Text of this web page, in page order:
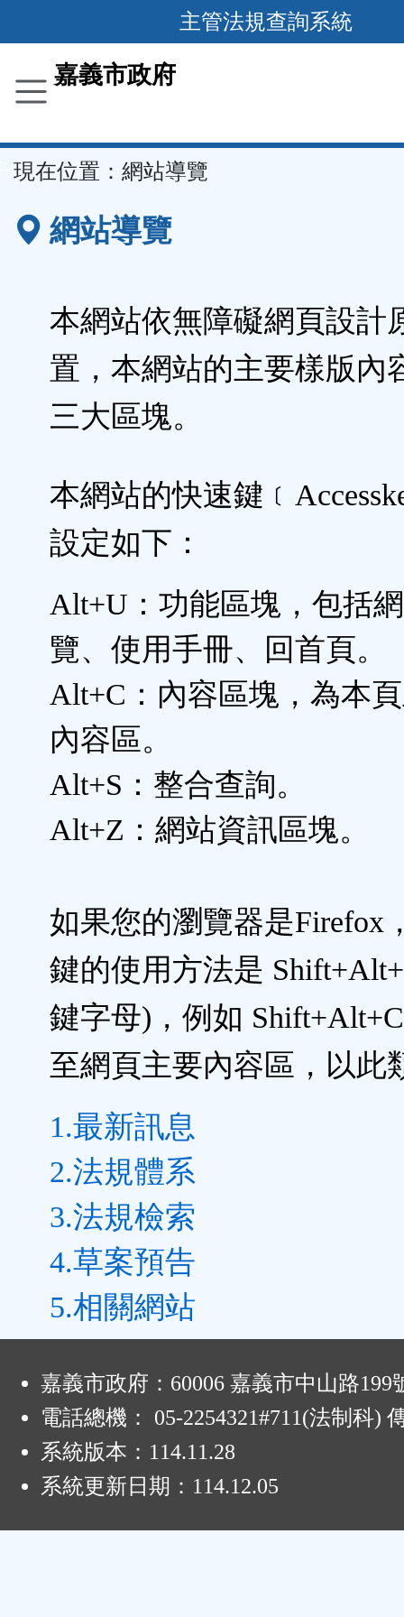
內
容
主管法規查詢系統
嘉義市政府
現在位置： 網站導覽
網站導覽
本網站依無障礙網頁設計
置，本網站的主要樣版內
三大區塊。
本網站的快速鍵
設定如下：
Alt+U：功能區塊，包括
覽、使用手冊、回首頁。
Alt+C：內容區塊，為本
內容區。
Alt+S：整合查詢。
Alt+Z：網站資訊區塊。
如果您的瀏覽器是Firefox
鍵的使用方法是
鍵字母)，例如
至網頁主要內容區，以此
1.最新訊息
2.法規體系
3.法規檢索
4.草案預告
5.相關網站
嘉義市政府：60006 嘉義市中山路199
電話總機： 05-2254321#711(法制科)
系統版本： 114.11.28
系統更新日期： 114.12.05